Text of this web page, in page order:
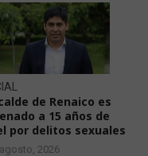
de Renaico es
a 15 años de
por delitos sexuales
2026